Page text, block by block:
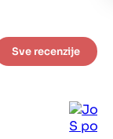
Sve recenzije